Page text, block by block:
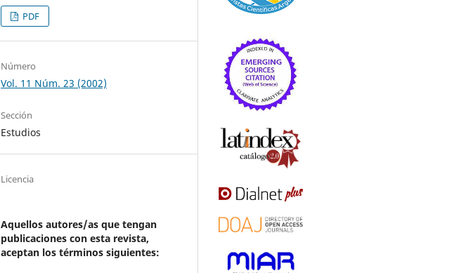
PDF
Número
Vol. 11 Núm. 23 (2002)
Sección
Estudios
Licencia
Aquellos autores/as que tengan
publicaciones con esta revista,
aceptan los términos siguientes: